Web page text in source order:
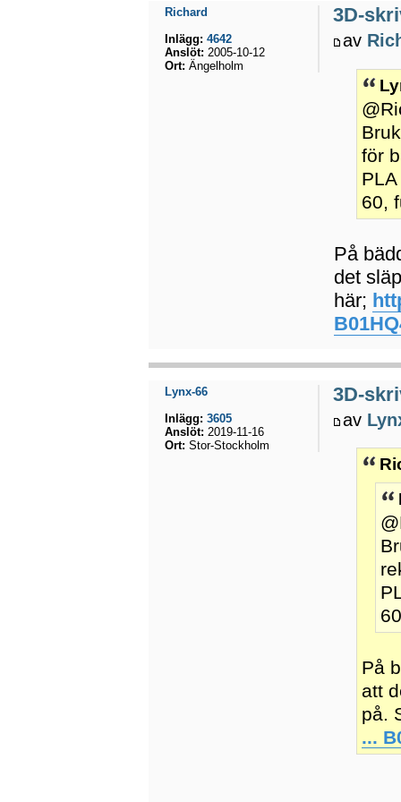
3D-
av
för
60,
På
det
här;
Richard
Inlägg: 4642
Anslöt: 2005-10-12
Ort: Ängelholm
3D-
av
På
att
på.
...
Lynx-66
Inlägg: 3605
Anslöt: 2019-11-16
Ort: Stor-Stockholm